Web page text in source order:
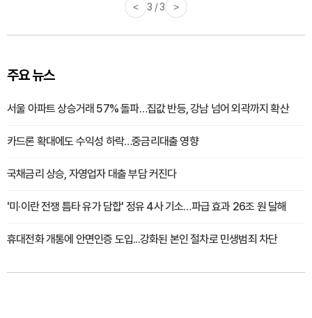
< 3 / 3 >
주요 뉴스
서울 아파트 상승거래 57% 돌파…집값 반등, 강남 넘어 외곽까지 확산
카드론 확대에도 수익성 하락…중금리대출 영향
국채금리 상승, 자영업자 대출 부담 커진다
'미·이란 전쟁 틈타 유가 담합' 정유 4사 기소…파급 효과 26조 원 달해
휴대전화 개통에 안면인증 도입...강화된 본인 절차로 민생범죄 차단